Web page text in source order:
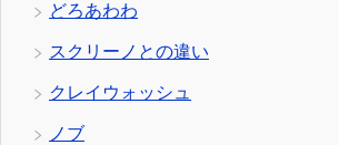
どろあわわ
スクリーノとの違い
クレイウォッシュ
ノブ